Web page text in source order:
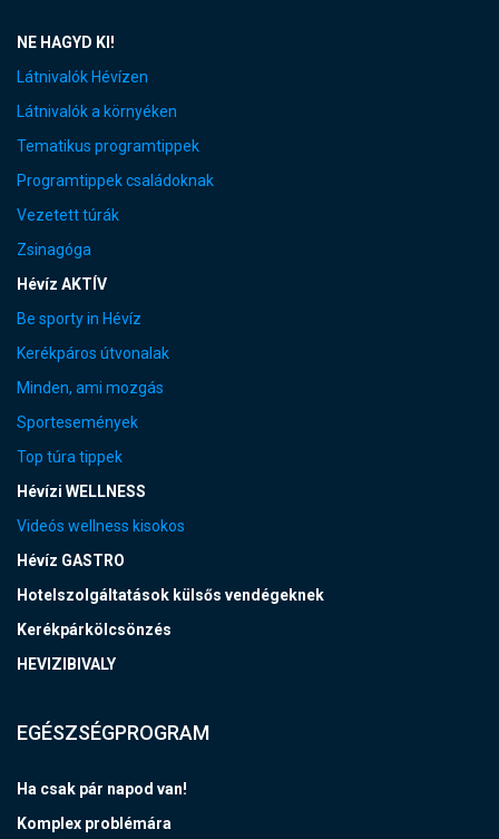
NE HAGYD KI!
Látnivalók Hévízen
Látnivalók a környéken
Tematikus programtippek
Programtippek családoknak
Vezetett túrák
Zsinagóga
Hévíz AKTÍV
Be sporty in Hévíz
Kerékpáros útvonalak
Minden, ami mozgás
Sportesemények
Top túra tippek
Hévízi WELLNESS
Videós wellness kisokos
Hévíz GASTRO
Hotelszolgáltatások külsős vendégeknek
Kerékpárkölcsönzés
HEVIZIBIVALY
EGÉSZSÉGPROGRAM
Ha csak pár napod van!
Komplex problémára